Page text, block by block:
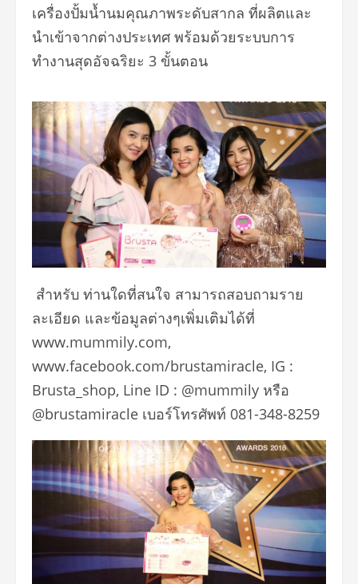
เครื่องปั้มน้ำนมคุณภาพระดับสากล ที่ผลิตและ
นำเข้าจากต่างประเทศ พร้อมด้วยระบบการ
ทำงานสุดอัจฉริยะ 3 ขั้นตอน
สำหรับ ท่านใดที่สนใจ สามารถสอบถามราย
ละเอียด และข้อมูลต่างๆเพิ่มเติมได้ที่
www.mummily.com,
www.facebook.com/brustamiracle, IG :
Brusta_shop, Line ID : @mummily หรือ
@brustamiracle เบอร์โทรศัพท์ 081-348-8259